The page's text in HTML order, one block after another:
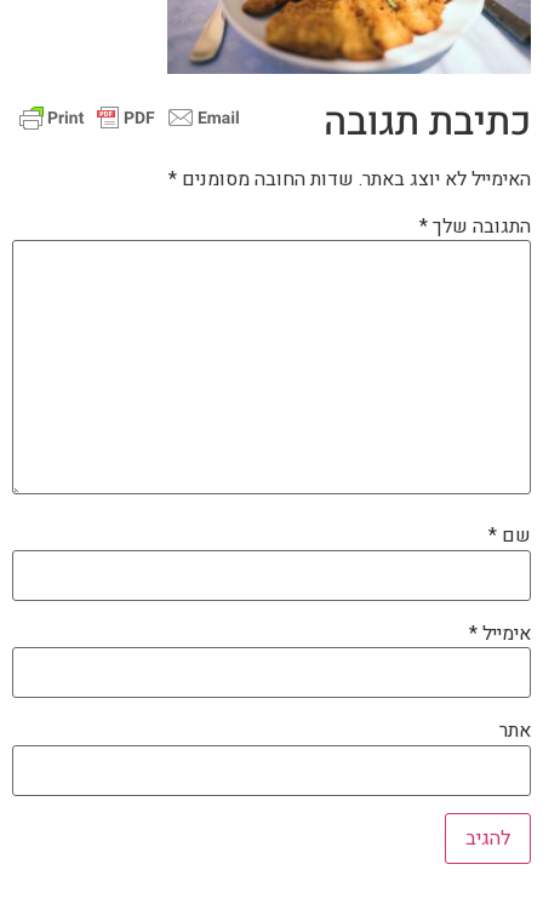
כתיבת תגובה
האימייל לא יוצג באתר. שדות החובה מסומנים *
התגובה שלך*
שם *
אימייל*
אתר